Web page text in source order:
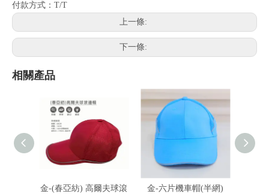
付款方式：T/T
上一條:
下一條:
相關產品
金-(春亞紡) 高爾夫球滾
金-六片機車帽(半網)